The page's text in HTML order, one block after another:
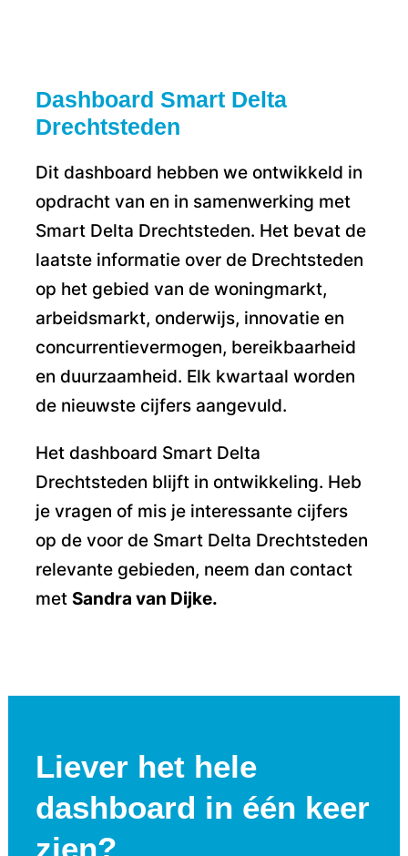
Dashboard Smart Delta
Drechtsteden
Dit dashboard hebben we ontwikkeld in
opdracht van en in samenwerking met
Smart Delta Drechtsteden. Het bevat de
laatste informatie over de Drechtsteden
op het gebied van de woningmarkt,
arbeidsmarkt, onderwijs, innovatie en
concurrentievermogen, bereikbaarheid
en duurzaamheid. Elk kwartaal worden
de nieuwste cijfers aangevuld.
Het dashboard Smart Delta
Drechtsteden blijft in ontwikkeling. Heb
je vragen of mis je interessante cijfers
op de voor de Smart Delta Drechtsteden
relevante gebieden, neem dan contact
met Sandra van Dijke.
Liever het hele
dashboard in één keer
zien?